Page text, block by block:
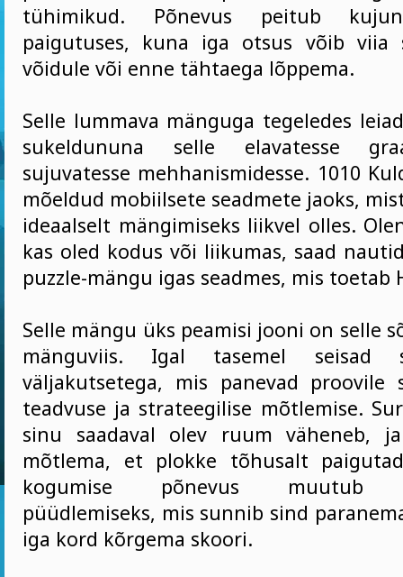
tühimikud. Põnevus peitub
paigutuses, kuna iga otsus võib viia
võidule või enne tähtaega lõppema.
Selle lummava mänguga tegeledes
sukeldununa selle elavatesse
sujuvatesse mehhanismidesse. 1010
mõeldud mobiilsete seadmete jaoks,
ideaalselt mängimiseks liikvel olles.
kas oled kodus või liikumas, saad
puzzle-mängu igas seadmes, mis toetab
Selle mängu üks peamisi jooni on selle
mänguviis. Igal tasemel seisad
väljakutsetega, mis panevad proovile
teadvuse ja strateegilise mõtlemise.
sinu saadaval olev ruum väheneb,
mõtlema, et plokke tõhusalt
kogumise põnevus muutub
püüdlemiseks, mis sunnib sind
iga kord kõrgema skoori.